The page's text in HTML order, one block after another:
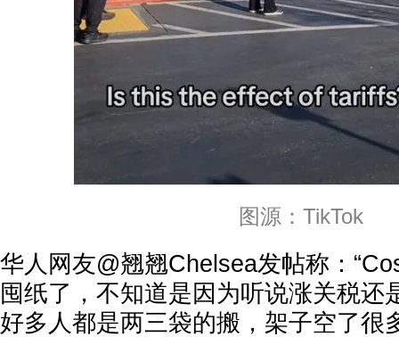
图源：TikTok
华人网友@翘翘Chelsea发帖称：
囤纸了，不知道是因为听说涨关税还
好多人都是两三袋的搬，架子空了很